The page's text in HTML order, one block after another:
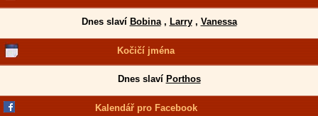
Dnes slaví Bobina, Larry, Vanessa
Kočičí jména
Dnes slaví Porthos
Kalendář pro Facebook